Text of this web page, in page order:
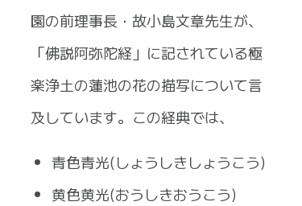
園の前理事長・故小島文章先生が、
「佛説阿弥陀経」に記されている極
楽浄土の蓮池の花の描写について言
及しています。この経典では、
青色青光(しょうしきしょうこう)
黄色黄光(おうしきおうこう)